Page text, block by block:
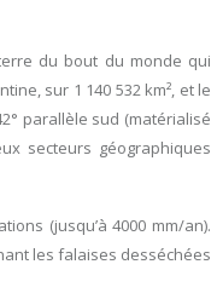
du bout du monde qui
sur 1 140 532 km², et le
parallèle sud (matérialisé
secteurs géographiques
(jusqu’à 4000 mm/an).
les falaises desséchées